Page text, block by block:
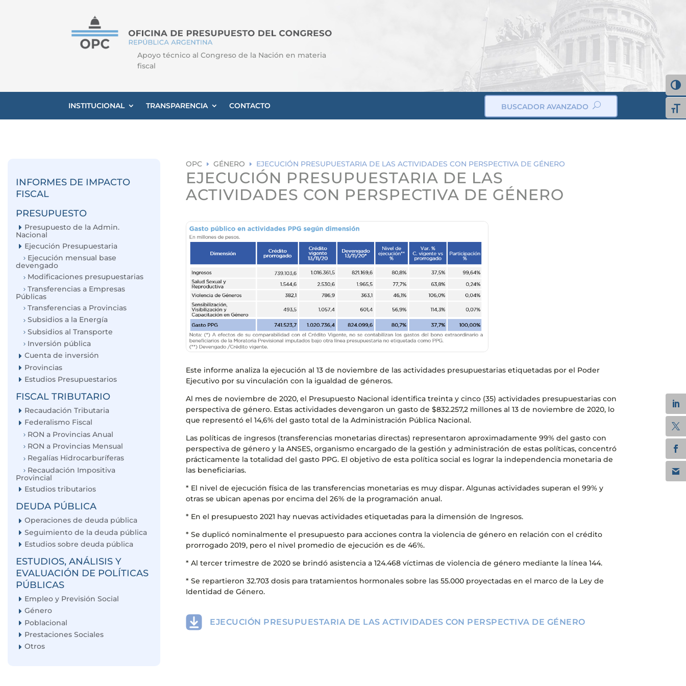
Apoyo técnico al Congreso de la Nación en materia
fiscal
INSTITUCIONAL TRANSPARENCIA CONTACTO BUSCADOR AVANZADO
on
INFORMES DE IMPACTO
FISCAL
PRESUPUESTO
Presupuesto de la Admin.
Nacional
Ejecución Presupuestaria
Ejecución mensual base
devengado
Modificaciones presupuestarias
Transferencias a Empresas
Públicas
Transferencias a Provincias
Subsidios a la Energía
Subsidios al Transporte
Inversión pública
Cuenta de inversión
Provincias
Estudios Presupuestarios
FISCAL TRIBUTARIO
Recaudación Tributaria
Federalismo Fiscal
RON a Provincias Anual
RON a Provincias Mensual
Regalías Hidrocarburíferas
Recaudación Impositiva
Provincial
Estudios tributarios
DEUDA PÚBLICA
Operaciones de deuda pública
Seguimiento de la deuda pública
Estudios sobre deuda pública
ESTUDIOS, ANÁLISIS Y
EVALUACIÓN DE POLÍTICAS
PÚBLICAS
Empleo y Previsión Social
Género
Poblacional
Prestaciones Sociales
Otros
OPC E GÉNERO E EJECUCIÓN PRESUPUESTARIA DE LAS ACTIVIDADES CON PERSPECTIVA DE GÉNERO
EJECUCIÓN PRESUPUESTARIA DE LAS
ACTIVIDADES CON PERSPECTIVA DE GÉNERO
Este informe analiza la ejecución al 13 de noviembre de las actividades presupuestarias etiquetadas por el Poder
Ejecutivo por su vinculación con la igualdad de géneros.
Al mes de noviembre de 2020, el Presupuesto Nacional identifica treinta y cinco (35) actividades presupuestarias con
perspectiva de género. Estas actividades devengaron un gasto de $832.257,2 millones al 13 de noviembre de 2020, lo
que representó el 14,6% del gasto total de la Administración Pública Nacional.
Las políticas de ingresos (transferencias monetarias directas) representaron aproximadamente 99% del gasto con
perspectiva de género y la ANSES, organismo encargado de la gestión y administración de estas políticas, concentró
prácticamente la totalidad del gasto PPG. El objetivo de esta política social es lograr la independencia monetaria de
las beneficiarias.
* El nivel de ejecución física de las transferencias monetarias es muy dispar. Algunas actividades superan el 99% y
otras se ubican apenas por encima del 26% de la programación anual.
* En el presupuesto 2021 hay nuevas actividades etiquetadas para la dimensión de Ingresos.
* Se duplicó nominalmente el presupuesto para acciones contra la violencia de género en relación con el crédito
prorrogado 2019, pero el nivel promedio de ejecución es de 46%.
* Al tercer trimestre de 2020 se brindó asistencia a 124.468 víctimas de violencia de género mediante la línea 144.
* Se repartieron 32.703 dosis para tratamientos hormonales sobre las 55.000 proyectadas en el marco de la Ley de
Identidad de Género.
EJECUCIÓN PRESUPUESTARIA DE LAS ACTIVIDADES CON PERSPECTIVA DE GÉNERO